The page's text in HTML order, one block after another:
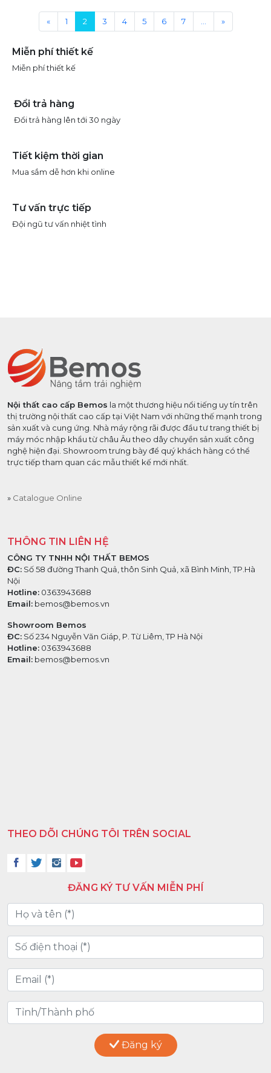
« 1 2 3 4 5 6 7 »
Miễn phí thiết kế
Miễn phí thiết kế
Đổi trả hàng
Đổi trả hàng lên tới 30 ngày
Tiết kiệm thời gian
Mua sắm dễ hơn khi online
Tư vấn trực tiếp
Đội ngũ tư vấn nhiệt tình
Nội thất cao cấp Bemos la một thương hiệu nổi tiếng uy tín trên
thị trường nội thất cao cấp tại Việt Nam với những thế mạnh trong
sản xuất và cung ứng. Nhà máy rộng rãi được đầu tư trang thiết bị
máy móc nhập khẩu từ châu Âu theo dây chuyền sản xuất công
nghệ hiện đại. Showroom trưng bày để quý khách hàng có thể
trực tiếp tham quan các mẫu thiết kế mới nhất.
Catalogue Online
THÔNG TIN LIÊN HỆ
CÔNG TY TNHH NỘI THẤT BEMOS
ĐC: Số 58 đường Thanh Quả, thôn Sinh Quả, xã Bình Minh, TP.Hà
Nội
Hotline: 0363943688
Email: bemos@bemos.vn
Showroom Bemos
ĐC: Số 234 Nguyễn Văn Giáp, P. Từ Liêm, TP Hà Nội
Hotline: 0363943688
Email: bemos@bemos.vn
THEO DÕI CHÚNG TÔI TRÊN SOCIAL
ĐĂNG KÝ TƯ VẤN MIỄN PHÍ
Đăng ký